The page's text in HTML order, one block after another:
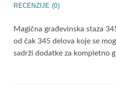
RECENZIJE (0)
Magična građevinska staza
od čak 345 delova koje se
sadrži dodatke za kompletno